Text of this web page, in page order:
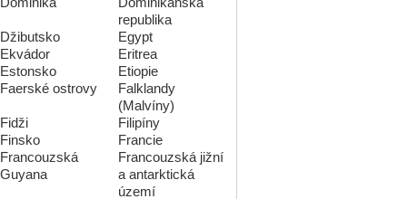
republika
Džibutsko
Egypt
Ekvádor
Eritrea
Estonsko
Etiopie
Faerské ostrovy
Falklandy
(Malvíny)
Fidži
Filipíny
Finsko
Francie
Francouzská
Guyana
Francouzská jižní
a antarktická
území